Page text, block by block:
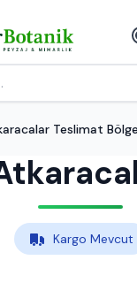
Teslimat
Kargo Mevcut